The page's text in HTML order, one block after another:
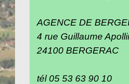
AGENCE DE
4 rue Guillaume
24100 BERGERAC
tél 05 53 63 90 10